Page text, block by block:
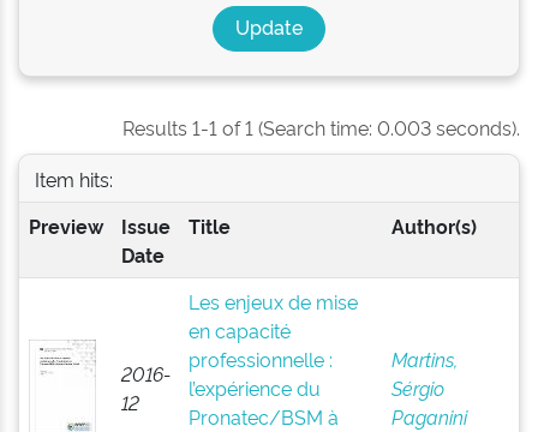
Results 1-1 of 1 (Search time: 0.003 seconds).
Item hits:
Preview
Issue
Date
Title Author(s)
2016-
12
Les enjeux de mise
en capacité
professionnelle :
l’expérience du
Pronatec/BSM à
Martins,
Sérgio
Paganini